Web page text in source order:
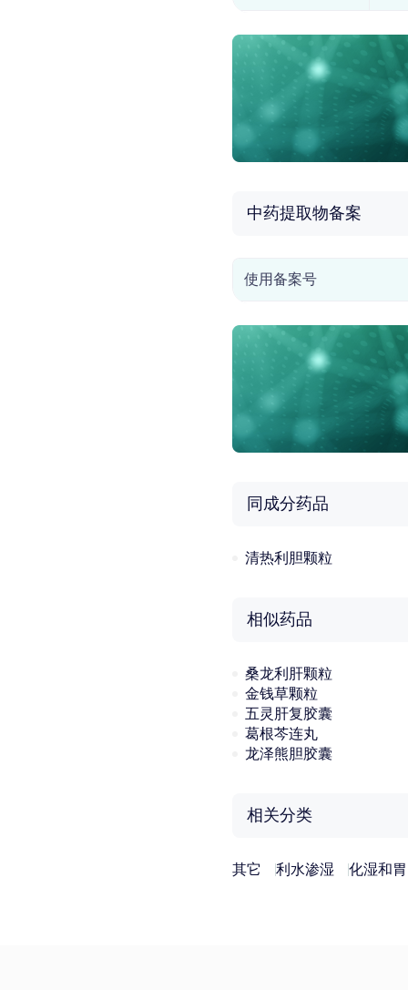
中药提取物备案
使用备案号
同成分药品
清热利胆颗粒
相似药品
桑龙利肝颗粒
金钱草颗粒
五灵肝复胶囊
葛根芩连丸
龙泽熊胆胶囊
相关分类
其它 利水渗湿 化湿和胃